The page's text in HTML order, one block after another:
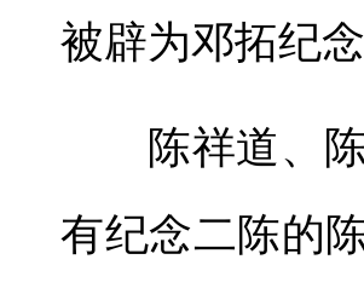
被辟为邓拓纪
陈祥道、
有纪念二陈的